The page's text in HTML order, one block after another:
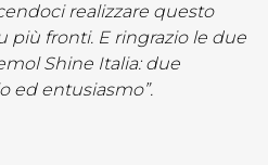
realizzare questo
più fronti. E ringrazio le due
Shine Italia: due
ed entusiasmo”.